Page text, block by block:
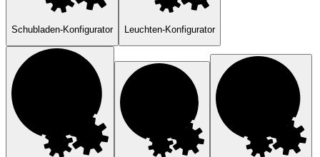
Schubladen-Konfigurator Leuchten-Konfigurator